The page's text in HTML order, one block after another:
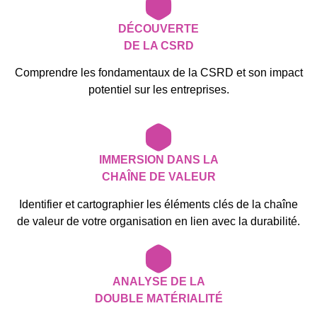
DÉCOUVERTE
DE LA CSRD
Comprendre les fondamentaux de la CSRD et son impact
potentiel sur les entreprises.
IMMERSION DANS LA
CHAÎNE DE VALEUR
Identifier et cartographier les éléments clés de la chaîne
de valeur de votre organisation en lien avec la durabilité.
ANALYSE DE LA
DOUBLE MATÉRIALITÉ